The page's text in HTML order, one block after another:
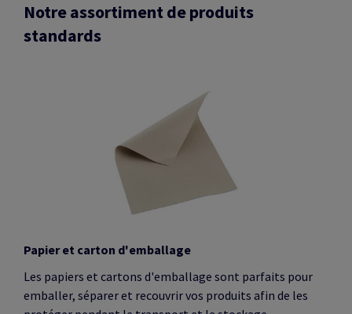
Notre assortiment de produits
standards
Papier et carton d'emballage
Les papiers et cartons d'emballage sont parfaits pour
emballer, séparer et recouvrir vos produits afin de les